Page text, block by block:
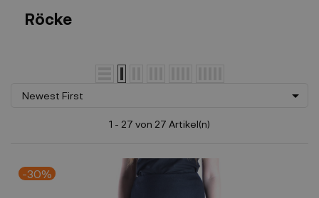
Röcke
Newest First 
1 - 27 von 27 Artikel(n)
-30%